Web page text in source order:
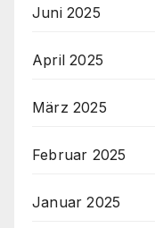
Juni 2025
April 2025
März 2025
Februar 2025
Januar 2025